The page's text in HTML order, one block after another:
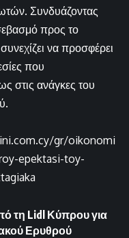
Συνδυάζοντας
προς το
να προσφέρει
που
στις ανάγκες του
gr/oikonomi
epektasi-toy-
τη Lidl Κύπρου για
Ερυθρού